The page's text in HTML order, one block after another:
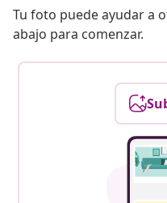
Tu foto puede ayudar a
abajo para comenzar.